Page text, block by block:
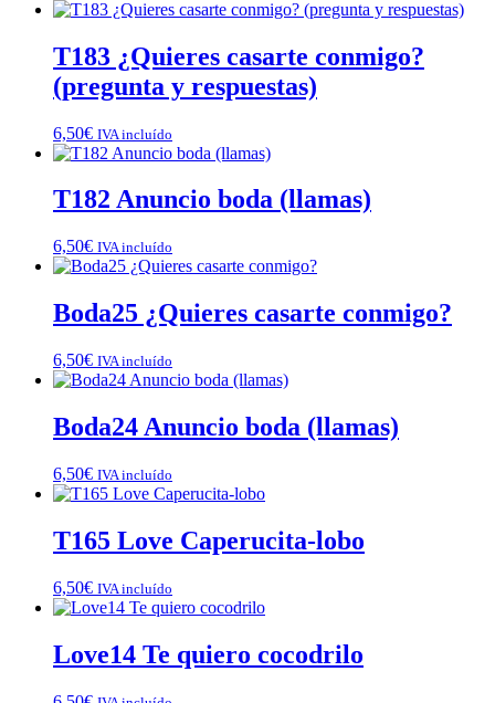
T183 ¿Quieres casarte conmigo?
(pregunta y respuestas)
6,50€ IVA incluído
T182 Anuncio boda (llamas)
6,50€ IVA incluído
Boda25 ¿Quieres casarte conmigo?
6,50€ IVA incluído
Boda24 Anuncio boda (llamas)
6,50€ IVA incluído
T165 Love Caperucita-lobo
6,50€ IVA incluído
Love14 Te quiero cocodrilo